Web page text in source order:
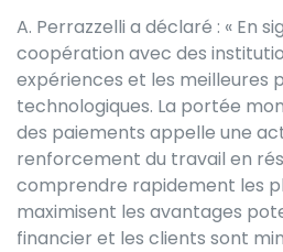
A. Perrazzelli a déclaré : « En
coopération avec des
expériences et les meilleures
technologiques. La portée
des paiements appelle une
renforcement du travail en
comprendre rapidement les
maximisent les avantages
financier et les clients sont